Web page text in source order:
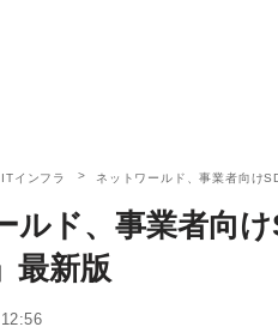
ITインフラ ネットワールド、事業者向け
ルド、事業者向
最新版